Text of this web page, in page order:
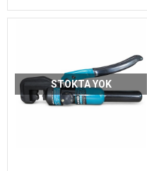
STOKTA YOK